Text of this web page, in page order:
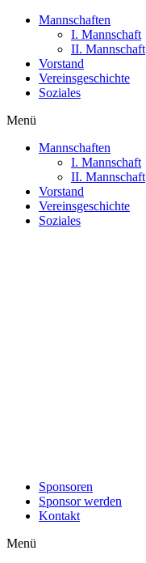
Mannschaften
I. Mannschaft
II. Mannschaft
Vorstand
Vereinsgeschichte
Soziales
Menü
Mannschaften
I. Mannschaft
II. Mannschaft
Vorstand
Vereinsgeschichte
Soziales
Sponsoren
Sponsor werden
Kontakt
Menü